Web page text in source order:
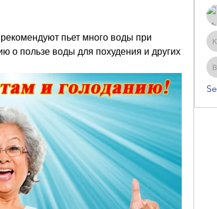
пьет много воды при
о пользе воды для похудения и других